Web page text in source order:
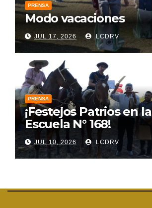
PRENSA
Modo vacaciones
JUL 17, 2026 LCDRV
PRENSA
¡Festejos Patrios en la
Escuela N° 168!
JUL 10, 2026 LCDRV